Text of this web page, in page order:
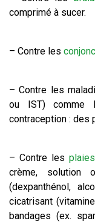
comprimé à sucer.
– Contre les
– Contre les
ou IST)
contraception : des
– Contre lesplaies
crème, solution
(dexpanthénol,
cicatrisant
bandages (ex.